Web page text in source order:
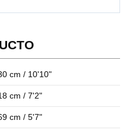
cm / 10'10"
cm / 7'2"
cm / 5'7"